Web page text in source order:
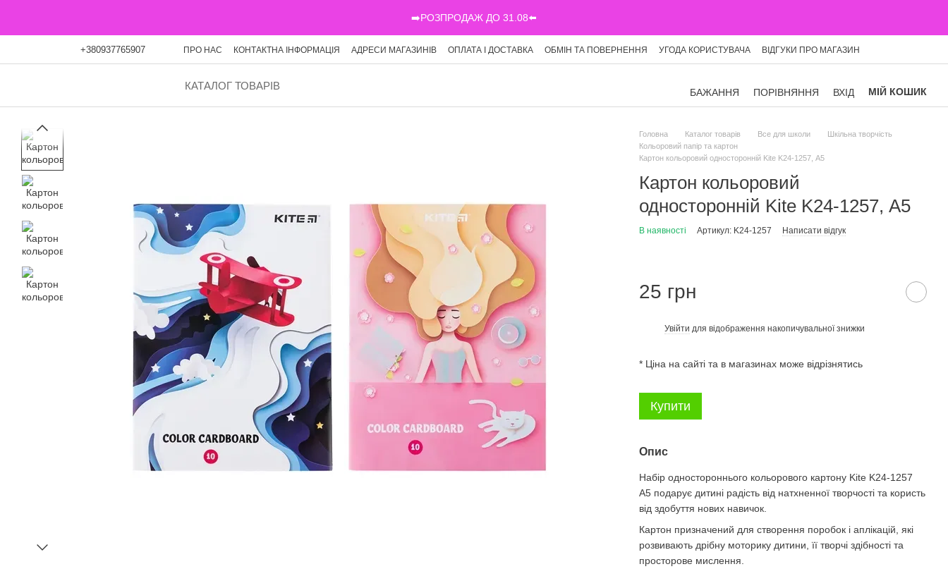
➡️РОЗПРОДАЖ ДО 31.08⬅️
+380937765907 ПРО НАС КОНТАКТНА ІНФОРМАЦІЯ АДРЕСИ МАГАЗИНІВ ОПЛАТА І ДОСТАВКА ОБМІН ТА ПОВЕРНЕННЯ УГОДА КОРИСТУВАЧА
ВІДГУКИ ПРО МАГАЗИН
ОПЛАТА ЧАСТИНАМИ
БЛОГ
КАТАЛОГ ТОВАРІВ
БАЖАННЯ ПОРІВНЯННЯ ВХІД МІЙ КОШИК
Головна Каталог товарів Все для школи
Шкільна творчість
Кольоровий папір та картон
Картон кольоровий односторонній Kite K24-1257, А5
Картон кольоровий
односторонній Kite K24-1257, А5
В наявності Артикул: K24-1257 Написати відгук
25 грн
Увійти для відображення накопичувальної знижки
* Ціна на сайті та в магазинах може відрізнятись
Купити
Опис
Набір одностороннього кольорового картону Kite K24-1257
А5 подарує дитині радість від натхненної творчості та користь
від здобуття нових навичок.
Картон призначений для створення поробок і аплікацій, які
розвивають дрібну моторику дитини, її творчі здібності та
просторове мислення.